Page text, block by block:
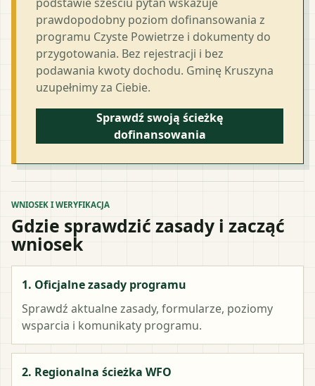
prawdopodobny poziom dofinansowania z
programu Czyste Powietrze i dokumenty do
przygotowania. Bez rejestracji i bez
podawania kwoty dochodu. Gminę Kruszyna
uzupełnimy za Ciebie.
Sprawdź swoją ścieżkę
dofinansowania
WNIOSEK I WERYFIKACJA
Gdzie sprawdzić zasady i zacząć
wniosek
1. Oficjalne zasady programu
Sprawdź aktualne zasady, formularze, poziomy
wsparcia i komunikaty programu.
2. Regionalna ścieżka WFO